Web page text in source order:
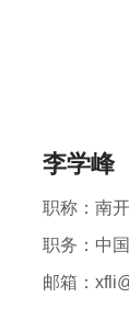
李学峰
职称： 南
职务： 中
邮箱：